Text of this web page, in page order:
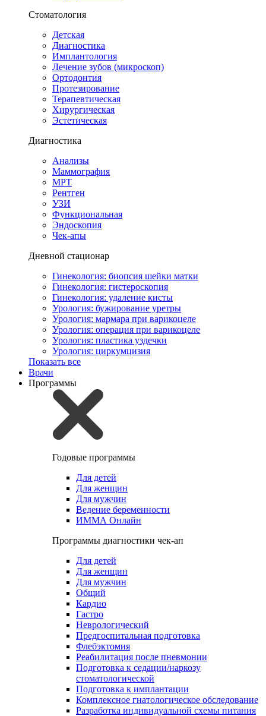
Стоматология
Детская
Диагностика
Имплантология
Лечение зубов (микроскоп)
Ортодонтия
Протезирование
Терапевтическая
Хирургическая
Эстетическая
Диагностика
Анализы
Маммография
МРТ
Рентген
УЗИ
Функциональная
Эндоскопия
Чек-апы
Дневной стационар
Гинекология: биопсия шейки матки
Гинекология: гистероскопия
Гинекология: удаление кисты
Урология: бужирование уретры
Урология: мармара при варикоцеле
Урология: операция при варикоцеле
Урология: пластика уздечки
Урология: циркумцизия
Показать все
Врачи
Программы
Годовые программы
Для детей
Для женщин
Для мужчин
Ведение беременности
ИММА Онлайн
Программы диагностики чек-ап
Для детей
Для женщин
Для мужчин
Общий
Кардио
Гастро
Неврологический
Предгоспитальная подготовка
Флебэктомия
Реабилитация после пневмонии
Подготовка к седации/наркозу
стоматологической
Подготовка к имплантации
Комплексное гнатологическое обследование
Разработка индивидуальной схемы питания